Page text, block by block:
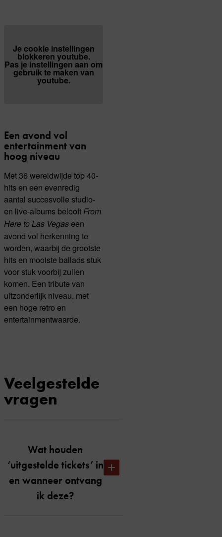
Je cookie instellingen
blokkeren youtube.
Pas je instellingen aan om
gebruik te maken van
youtube.
Een avond vol
entertainment van
hoog niveau
Met 36 wereldwijde top 40-
hits en een evenredig
aantal succesvolle studio-
en live-albums belooft From
Here to Las Vegaseen
avond vol herkenning te
worden, waarbij de grootste
hits en mooiste ballads stuk
voor stuk voorbij zullen
komen. Een tribute van
uitzonderlijk niveau, met
een hoge retro en
entertainmentwaarde.
Veelgestelde
vragen
Wat houden
‘uitgestelde tickets’ in
en wanneer ontvang
ik deze?